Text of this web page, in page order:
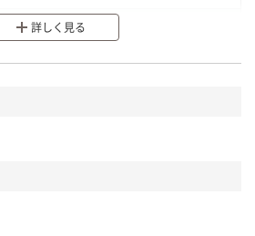
分別・リサイクルしやすい設計
詳しく見る